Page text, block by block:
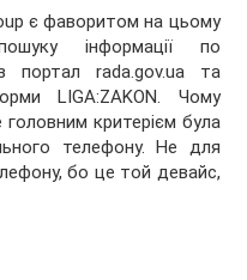
є фаворитом на цьому
інформації по
портал rada.gov.ua та
LIGA:ZAKON. Чому
критерієм була
телефону. Не для
бо це той девайс,